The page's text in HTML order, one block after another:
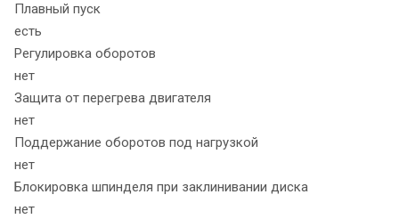
Плавный пуск
есть
Регулировка оборотов
нет
Защита от перегрева двигателя
нет
Поддержание оборотов под нагрузкой
нет
Блокировка шпинделя при заклинивании диска
нет